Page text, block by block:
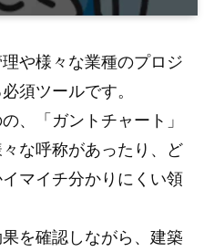
や様々な業種のプロジ
須ツールです。
、「ガントチャート」
々な呼称があったり、ど
マイチ分かりにくい領
を確認しながら、建築